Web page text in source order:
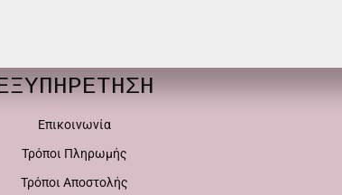
Επικοινωνία
Τρόποι Πληρωμής
Τρόποι Αποστολής